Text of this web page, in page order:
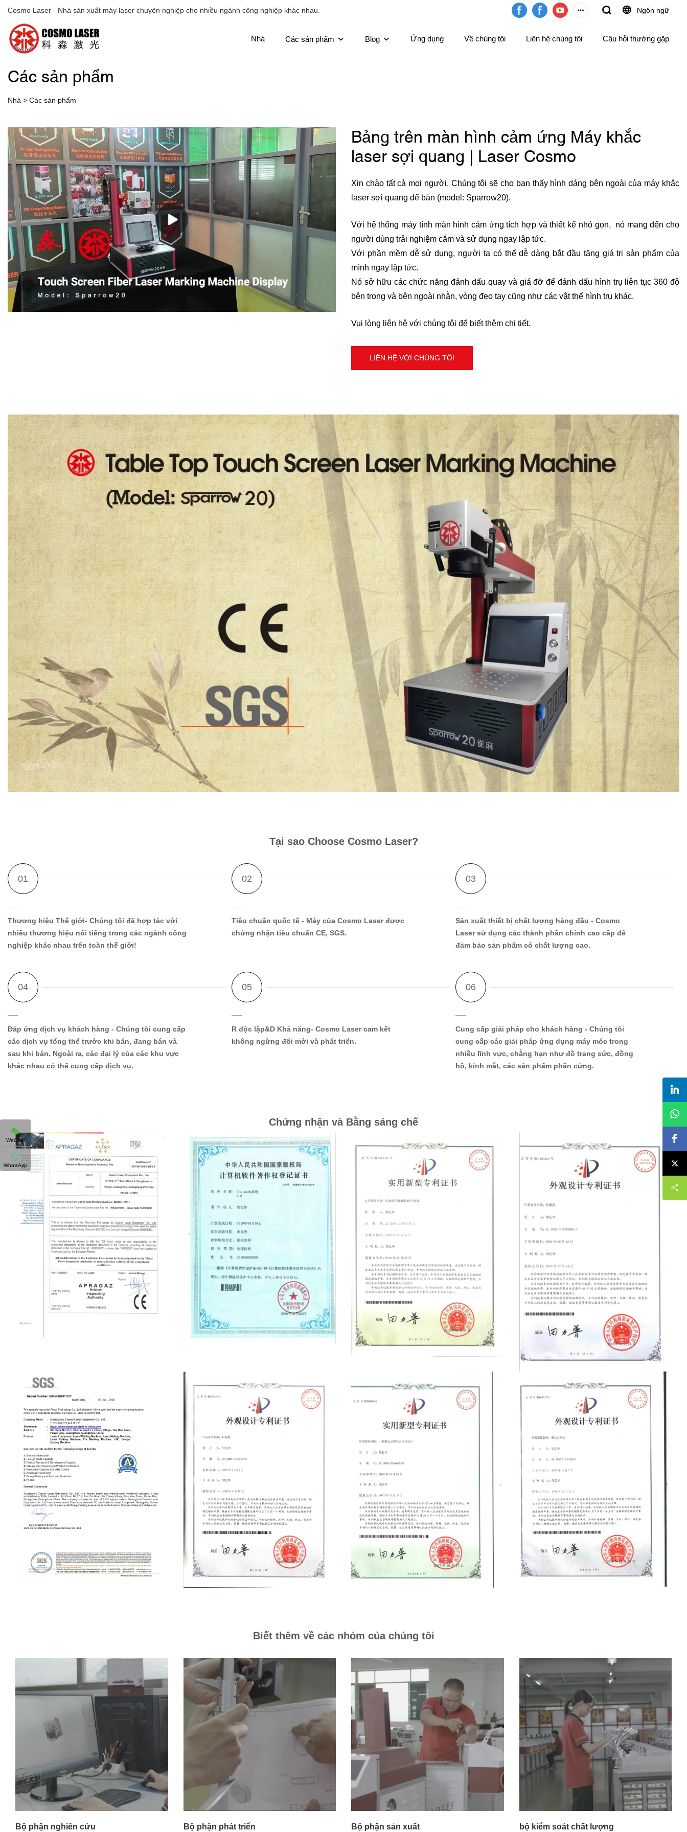
Cosmo Laser - Nhà sản xuất máy laser chuyên nghiệp cho nhiều ngành công nghiệp khác nhau. Ngôn ngữ
Nhà Các sản phẩm Blog Ứng dụng Về chúng tôi Liên hệ chúng tôi Câu hỏi thường gặp
Các sản phẩm
Nhà > Các sản phẩm
Bảng trên màn hình cảm ứng Máy khắc
laser sợi quang | Laser Cosmo
Xin chào tất cả mọi người. Chúng tôi sẽ cho bạn thấy hình dáng bên ngoài của máy khắc
laser sợi quang để bàn (model: Sparrow20).
Với hệ thống máy tính màn hình cảm ứng tích hợp và thiết kế nhỏ gọn, nó mang đến cho
người dùng trải nghiệm cắm và sử dụng ngay lập tức.
Với phần mềm dễ sử dụng, người ta có thể dễ dàng bắt đầu tăng giá trị sản phẩm của
mình ngay lập tức.
Nó sở hữu các chức năng đánh dấu quay và giá đỡ để đánh dấu hình trụ liên tục 360 độ
bên trong và bên ngoài nhẫn, vòng đeo tay cũng như các vật thể hình trụ khác.
Vui lòng liên hệ với chúng tôi để biết thêm chi tiết.
LIÊN HỆ VỚI CHÚNG TÔI
Tại sao Choose Cosmo Laser?
Thương hiệu Thế giới- Chúng tôi đã hợp tác với
nhiều thương hiệu nổi tiếng trong các ngành công
nghiệp khác nhau trên toàn thế giới!
Tiêu chuẩn quốc tế - Máy của Cosmo Laser được
chứng nhận tiêu chuẩn CE, SGS.
Sản xuất thiết bị chất lượng hàng đầu - Cosmo
Laser sử dụng các thành phần chính cao cấp để
đảm bảo sản phẩm có chất lượng cao.
Đáp ứng dịch vụ khách hàng - Chúng tôi cung cấp
các dịch vụ tổng thể trước khi bán, đang bán và
sau khi bán. Ngoài ra, các đại lý của các khu vực
khác nhau có thể cung cấp dịch vụ.
R độc lập&D Khả năng- Cosmo Laser cam kết
không ngừng đổi mới và phát triển.
Cung cấp giải pháp cho khách hàng - Chúng tôi
cung cấp các giải pháp ứng dụng máy móc trong
nhiều lĩnh vực, chẳng hạn như đồ trang sức, đồng
hồ, kính mắt, các sản phẩm phần cứng.
Chứng nhận và Bằng sáng chế
Biết thêm về các nhóm của chúng tôi
Bộ phận nghiên cứu Bộ phận phát triển Bộ phận sản xuất bộ kiểm soát chất lượng
WeChat
WhatsApp